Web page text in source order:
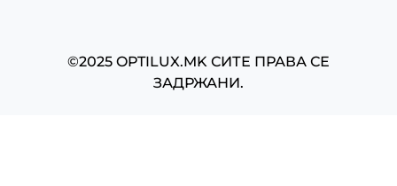
©2025 OPTILUX.MK СИТЕ ПРАВА СЕ
ЗАДРЖАНИ.